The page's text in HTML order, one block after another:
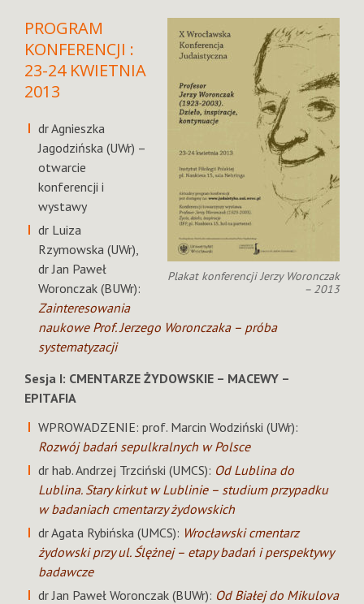
Plakat konferencji Jerzy Woronczak
– 2013
PROGRAM
KONFERENCJI :
23-24 KWIETNIA
2013
dr Agnieszka
Jagodzińska (UWr) –
otwarcie
konferencji i
wystawy
dr Luiza
Rzymowska (UWr),
dr Jan Paweł
Woronczak (BUWr):
Zainteresowania
naukowe Prof. Jerzego Woronczaka – próba
systematyzacji
Sesja I: CMENTARZE ŻYDOWSKIE – MACEWY –
EPITAFIA
WPROWADZENIE: prof. Marcin Wodziński (UWr):
Rozwój badań sepulkralnych w Polsce
dr hab. Andrzej Trzciński (UMCS): Od Lublina do
Lublina. Stary kirkut w Lublinie – studium przypadku
w badaniach cmentarzy żydowskich
dr Agata Rybińska (UMCS): Wrocławski cmentarz
żydowski przy ul. Ślężnej – etapy badań i perspektywy
badawcze
dr Jan Paweł Woronczak (BUWr): Od Białej do Mikulova